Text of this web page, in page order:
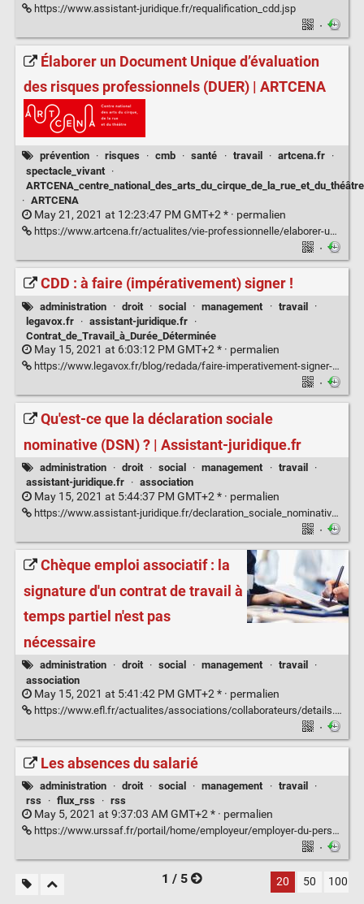
https://www.assistant-juridique.fr/requalification_cdd.jsp
·
Élaborer un Document Unique d’évaluation
des risques professionnels (DUER) | ARTCENA
prévention · risques · cmb · santé · travail · artcena.fr
·
spectacle_vivant
·
ARTCENA_centre_national_des_arts_du_cirque_de_la_rue_et_du_théâtre
· ARTCENA
May 21, 2021 at 12:23:47 PM GMT+2 * · permalien
https://www.artcena.fr/actualites/vie-professionnelle/elaborer-un-document-unique-devaluation-des-risques-professionnels
·
CDD : à faire (impérativement) signer !
administration · droit · social · management · travail
·
legavox.fr
· assistant-juridique.fr
·
Contrat_de_Travail_à_Durée_Déterminée
May 15, 2021 at 6:03:12 PM GMT+2 * · permalien
https://www.legavox.fr/blog/redada/faire-imperativement-signer-30523.htm
·
Qu'est-ce que la déclaration sociale
nominative (DSN) ? | Assistant-juridique.fr
administration · droit · social · management · travail
·
assistant-juridique.fr
· association
May 15, 2021 at 5:44:37 PM GMT+2 * · permalien
https://www.assistant-juridique.fr/declaration_sociale_nominative.jsp
·
Chèque emploi associatif : la
signature d'un contrat de travail à
temps partiel n'est pas
nécessaire
administration · droit · social · management · travail
·
association
May 15, 2021 at 5:41:42 PM GMT+2 * · permalien
https://www.efl.fr/actualites/associations/collaborateurs/details.html?ref=fb48aea07-a59d-4a49-9f16-a81fd1273141
·
Les absences du salarié
administration · droit · social · management · travail
·
rss
· flux_rss · rss
May 5, 2021 at 9:37:03 AM GMT+2 * · permalien
https://www.urssaf.fr/portail/home/employeur/employer-du-personnel/les-absences-du-salarie.html
·
1 / 5
20 50 100